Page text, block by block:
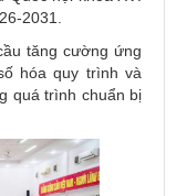
2031.
tăng cường ứng
hóa quy trình và
quá trình chuẩn bị